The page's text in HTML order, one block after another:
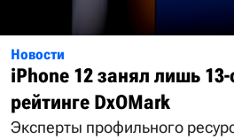
Новости
iPhone 12 занял лишь
рейтинге DxOMark
Эксперты профильного